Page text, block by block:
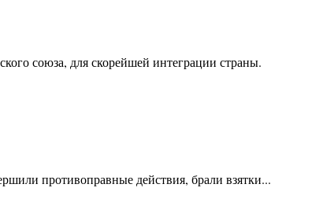
союза, для скорейшей интеграции страны.
противоправные действия, брали взятки...